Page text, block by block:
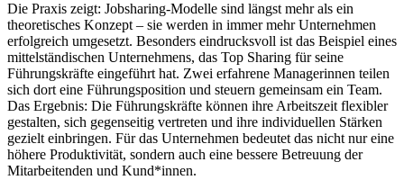
Die Praxis zeigt: Jobsharing-Modelle sind längst mehr als ein
theoretisches Konzept – sie werden in immer mehr Unternehmen
erfolgreich umgesetzt. Besonders eindrucksvoll ist das Beispiel eines
mittelständischen Unternehmens, das Top Sharing für seine
Führungskräfte eingeführt hat. Zwei erfahrene Managerinnen teilen
sich dort eine Führungsposition und steuern gemeinsam ein Team.
Das Ergebnis: Die Führungskräfte können ihre Arbeitszeit flexibler
gestalten, sich gegenseitig vertreten und ihre individuellen Stärken
gezielt einbringen. Für das Unternehmen bedeutet das nicht nur eine
höhere Produktivität, sondern auch eine bessere Betreuung der
Mitarbeitenden und Kund*innen.